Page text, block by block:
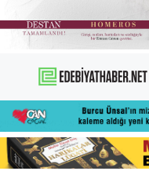
atla